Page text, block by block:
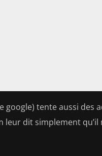
tente aussi des
leur dit simplement qu’il